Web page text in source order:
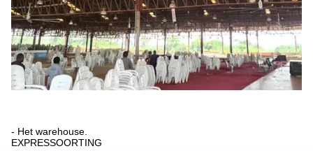
- Het warehouse.
EXPRESSOORTING